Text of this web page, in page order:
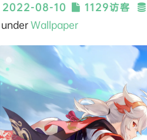
2022-08-10 1129访客
underWallpaper